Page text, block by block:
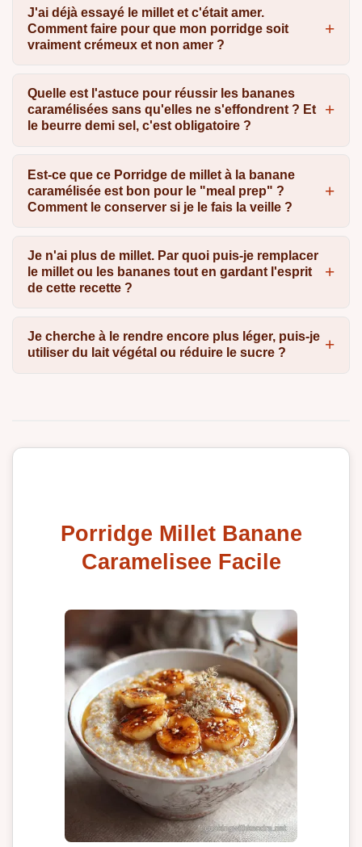
J'ai déjà essayé le millet et c'était amer.
Comment faire pour que mon porridge soit
vraiment crémeux et non amer ?
Quelle est l'astuce pour réussir les bananes
caramélisées sans qu'elles ne s'effondrent ? Et
le beurre demi sel, c'est obligatoire ?
Est-ce que ce Porridge de millet à la banane
caramélisée est bon pour le "meal prep" ?
Comment le conserver si je le fais la veille ?
Je n'ai plus de millet. Par quoi puis-je remplacer
le millet ou les bananes tout en gardant l'esprit
de cette recette ?
Je cherche à le rendre encore plus léger, puis-je
utiliser du lait végétal ou réduire le sucre ?
Porridge Millet Banane
Caramelisee Facile